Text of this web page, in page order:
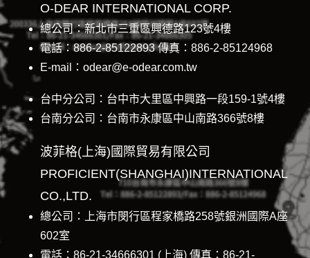
O-DEAR INTERNATIONAL CORP.
總公司：新北市三重區興德路123號4樓
電話：886-2-85122893 傳真：886-2-85124968
E-mail：odear@e-odear.com.tw
台中分公司：台中市大里區中興路一段159-1號4樓
台南分公司：台南市永康區中山南路366號8樓
波菲格(上海)國際貿易有限公司
PROFICIENT(SHANGHAI)INTERNATIONAL
CO.,LTD.
總公司：上海市閔行區程家橋路258號銀洲國際A座
602室
電話：86-21-34666301 (上海) 傳真：86-21-